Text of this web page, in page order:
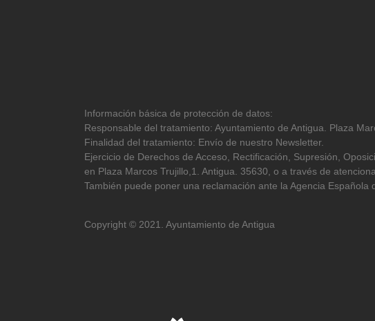
Información básica de protección de datos:
Responsable del tratamiento: Ayuntamiento de Antigua. Plaza
Finalidad del tratamiento: Envío de nuestro Newsletter.
Ejercicio de Derechos de Acceso, Rectificación, Supresión,
en Plaza Marcos Trujillo,1. Antigua. 35630, o a través de
También puede poner una reclamación ante la Agencia Española
Copyright © 2021. Ayuntamiento de Antigua